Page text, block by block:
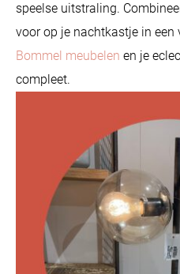
speelse uitstraling.
voor op je nachtkastje in een
Bommel meubelen en je
compleet.